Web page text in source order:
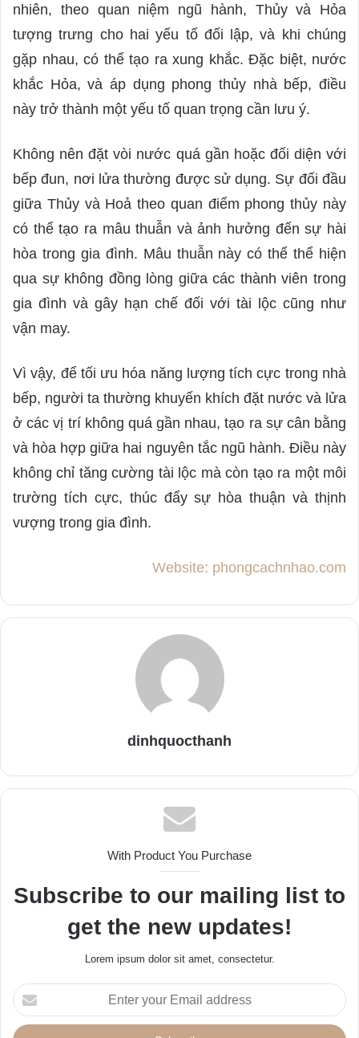
nhiên, theo quan niệm ngũ hành, Thủy và Hỏa
tượng trưng cho hai yếu tố đối lập, và khi chúng
gặp nhau, có thể tạo ra xung khắc. Đặc biệt, nước
khắc Hỏa, và áp dụng phong thủy nhà bếp, điều
này trở thành một yếu tố quan trọng cần lưu ý.
Không nên đặt vòi nước quá gần hoặc đối diện với
bếp đun, nơi lửa thường được sử dụng. Sự đối đầu
giữa Thủy và Hoả theo quan điểm phong thủy này
có thể tạo ra mâu thuẫn và ảnh hưởng đến sự hài
hòa trong gia đình. Mâu thuẫn này có thể thể hiện
qua sự không đồng lòng giữa các thành viên trong
gia đình và gây hạn chế đối với tài lộc cũng như
vận may.
Vì vậy, để tối ưu hóa năng lượng tích cực trong nhà
bếp, người ta thường khuyến khích đặt nước và lửa
ở các vị trí không quá gần nhau, tạo ra sự cân bằng
và hòa hợp giữa hai nguyên tắc ngũ hành. Điều này
không chỉ tăng cường tài lộc mà còn tạo ra một môi
trường tích cực, thúc đẩy sự hòa thuận và thịnh
vượng trong gia đình.
Website: phongcachnhao.com
dinhquocthanh
With Product You Purchase
Subscribe to our mailing list to
get the new updates!
Lorem ipsum dolor sit amet, consectetur.
E
n